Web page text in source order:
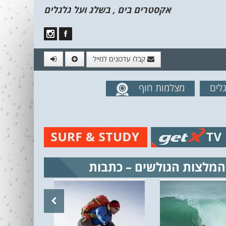
אקסטרים בים , בשלג ועל גלגלים
קבלו עדכונים למייל
מהאתרמצלמות חוף
המלצות הגולשים – כתבות